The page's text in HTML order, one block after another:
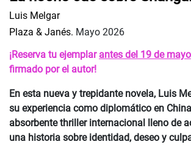
Luis Melgar
Plaza & Janés. Mayo 2026
¡Reserva tu ejemplar antes del 19 de mayo
firmado por el autor!
En esta nueva y trepidante novela, Luis
su experiencia como diplomático en
absorbente thriller internacional lleno de
una historia sobre identidad, deseo y